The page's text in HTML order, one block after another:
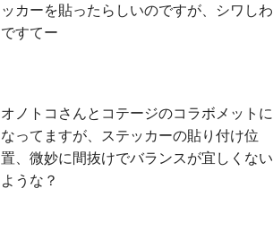
ッカーを貼ったらしいのですが、シワしわ
ですてー
オノトコさんとコテージのコラボメットに
なってますが、ステッカーの貼り付け位
置、微妙に間抜けでバランスが宜しくない
ような？